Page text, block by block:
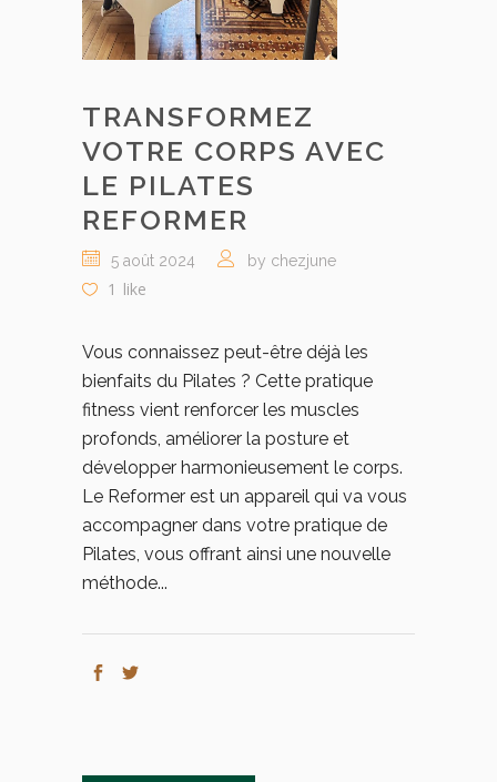
TRANSFORMEZ
VOTRE CORPS AVEC
LE PILATES
REFORMER
5 août 2024 by chezjune
1 like
Vous connaissez peut-être déjà les
bienfaits du Pilates ? Cette pratique
fitness vient renforcer les muscles
profonds, améliorer la posture et
développer harmonieusement le corps.
Le Reformer est un appareil qui va vous
accompagner dans votre pratique de
Pilates, vous offrant ainsi une nouvelle
méthode...